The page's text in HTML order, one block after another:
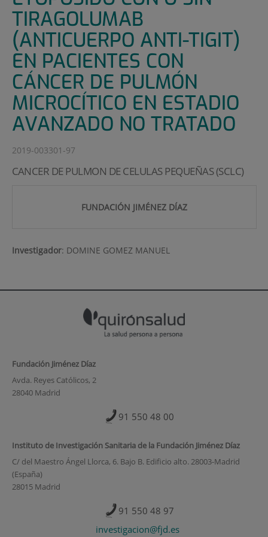
TIRAGOLUMAB
(ANTICUERPO ANTI-TIGIT)
EN PACIENTES CON
CÁNCER DE PULMÓN
MICROCÍTICO EN ESTADIO
AVANZADO NO TRATADO
2019-003301-97
CANCER DE PULMON DE CELULAS PEQUEÑAS (SCLC)
FUNDACIÓN JIMÉNEZ DÍAZ
Investigador: DOMINE GOMEZ MANUEL
Fundación Jiménez Díaz
Avda. Reyes Católicos, 2
28040 Madrid
91 550 48 00
Instituto de Investigación Sanitaria de la Fundación Jiménez Díaz
C/ del Maestro Ángel Llorca, 6. Bajo B. Edificio alto. 28003-Madrid
(España)
28015 Madrid
91 550 48 97
investigacion@fjd.es